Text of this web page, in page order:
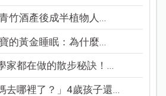
竹酒產後成半植物人...
的黃金睡眠：為什麼...
家都在做的散步秘訣！...
去哪裡了？」4歲孩子還...